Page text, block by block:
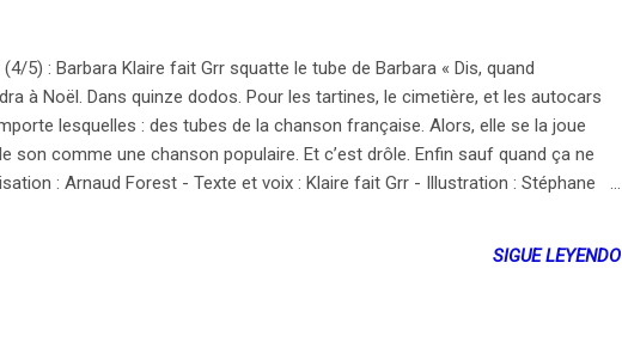
5) : Barbara Klaire fait Grr squatte le tube de Barbara « Dis, quand
à Noël. Dans quinze dodos. Pour les tartines, le cimetière, et les autocars
lesquelles : des tubes de la chanson française. Alors, elle se la joue
son comme une chanson populaire. Et c’est drôle. Enfin sauf quand ça ne
: Arnaud Forest - Texte et voix : Klaire fait Grr - Illustration : Stéphane
SIGUE LEYENDO